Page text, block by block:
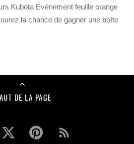
Kubota Évènement feuille orange
la chance de gagner une boîte
DE LA PAGE